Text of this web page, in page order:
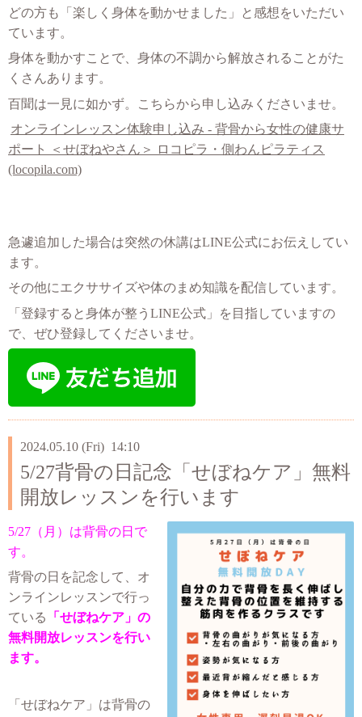
どの方も「楽しく身体を動かせました」と感想をいただい
ています。
身体を動かすことで、身体の不調から解放されることがた
くさんあります。
百聞は一見に如かず。こちらから申し込みくださいませ。
オンラインレッスン体験申し込み - 背骨から女性の健康サ
ポート ＜せぼねやさん＞ ロコピラ・側わんピラティス
(locopila.com)
急遽追加した場合は突然の休講はLINE公式にお伝えしてい
ます。
その他にエクササイズや体のまめ知識を配信しています。
「登録すると身体が整うLINE公式」を目指していますの
で、ぜひ登録してくださいませ。
2024.05.10 (Fri) 14:10
5/27背骨の日記念「せぼねケア」無料
開放レッスンを行います
5/27（月）は背骨の日で
す。
背骨の日を記念して、オ
ンラインレッスンで行っ
ている
「せぼねケア」の
無料開放レッスンを行い
ます。
「せぼねケア」は背骨の